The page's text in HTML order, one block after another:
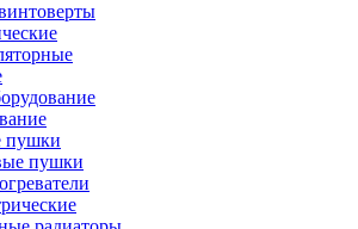
пушки
пушки